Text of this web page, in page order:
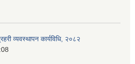
व्यवस्थापन कार्यविधि, २०८२